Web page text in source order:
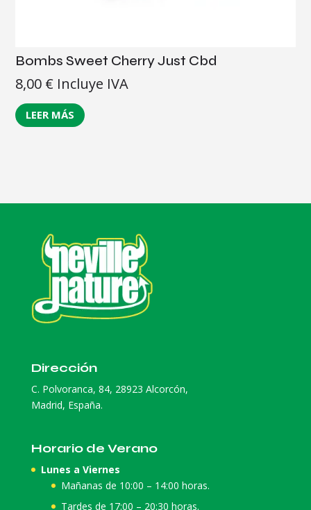
Bombs Sweet Cherry Just Cbd
8,00 € Incluye IVA
LEER MÁS
Dirección
C. Polvoranca, 84, 28923 Alcorcón,
Madrid, España.
Horario de Verano
Lunes a Viernes
Mañanas de 10:00 – 14:00 horas.
Tardes de 17:00 – 20:30 horas.